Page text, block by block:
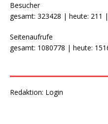
Besucher
gesamt: 323428 | heute: 211
Seitenaufrufe
gesamt: 1080778 | heute:
Redaktion: Login